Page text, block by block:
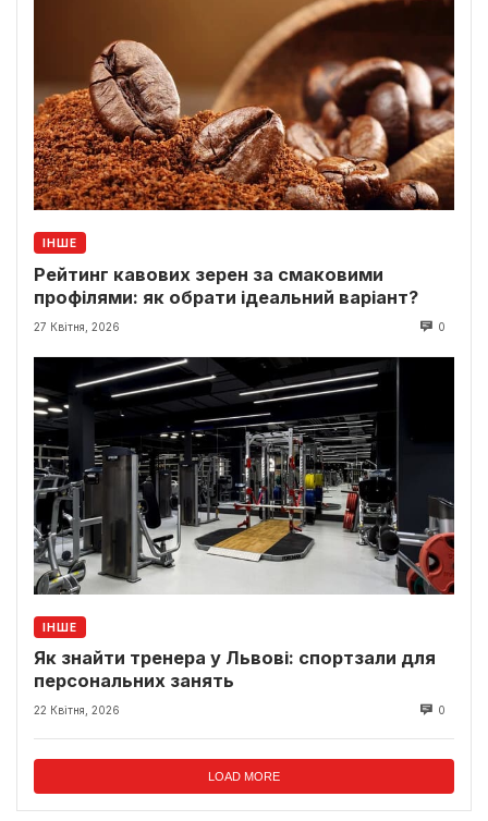
ІНШЕ
Рейтинг кавових зерен за смаковими
профілями: як обрати ідеальний варіант?
27 Квітня, 2026 0
ІНШЕ
Як знайти тренера у Львові: спортзали для
персональних занять
22 Квітня, 2026 0
LOAD MORE